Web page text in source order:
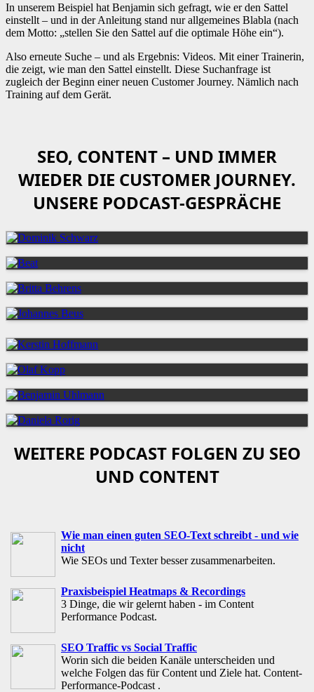
In unserem Beispiel hat Benjamin sich gefragt, wie er den Sattel
einstellt – und in der Anleitung stand nur allgemeines Blabla (nach
dem Motto: „stellen Sie den Sattel auf die optimale Höhe ein“).
Also erneute Suche – und als Ergebnis: Videos. Mit einer Trainerin,
die zeigt, wie man den Sattel einstellt. Diese Suchanfrage ist
zugleich der Beginn einer neuen Customer Journey. Nämlich nach
Training auf dem Gerät.
SEO, CONTENT – UND IMMER
WIEDER DIE CUSTOMER JOURNEY.
UNSERE PODCAST-GESPRÄCHE
WEITERE PODCAST FOLGEN ZU SEO
UND CONTENT
Wie man einen guten SEO-Text schreibt - und wie
nicht
Wie SEOs und Texter besser zusammenarbeiten.
Praxisbeispiel Heatmaps & Recordings
3 Dinge, die wir gelernt haben - im Content
Performance Podcast.
SEO Traffic vs Social Traffic
Worin sich die beiden Kanäle unterscheiden und
welche Folgen das für Content und Ziele hat. Content-
Performance-Podcast .